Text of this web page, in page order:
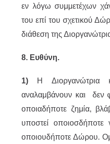
εν λόγω συμμετέχων
του επί του σχετικού
διάθεση της
8. Ευθύνη.
1) Η Διοργανώτρια
αναλαμβάνουν και δεν
οποιαδήποτε ζημία,
υποστεί οποιοσδήποτε
οποιουδήποτε Δώρου.